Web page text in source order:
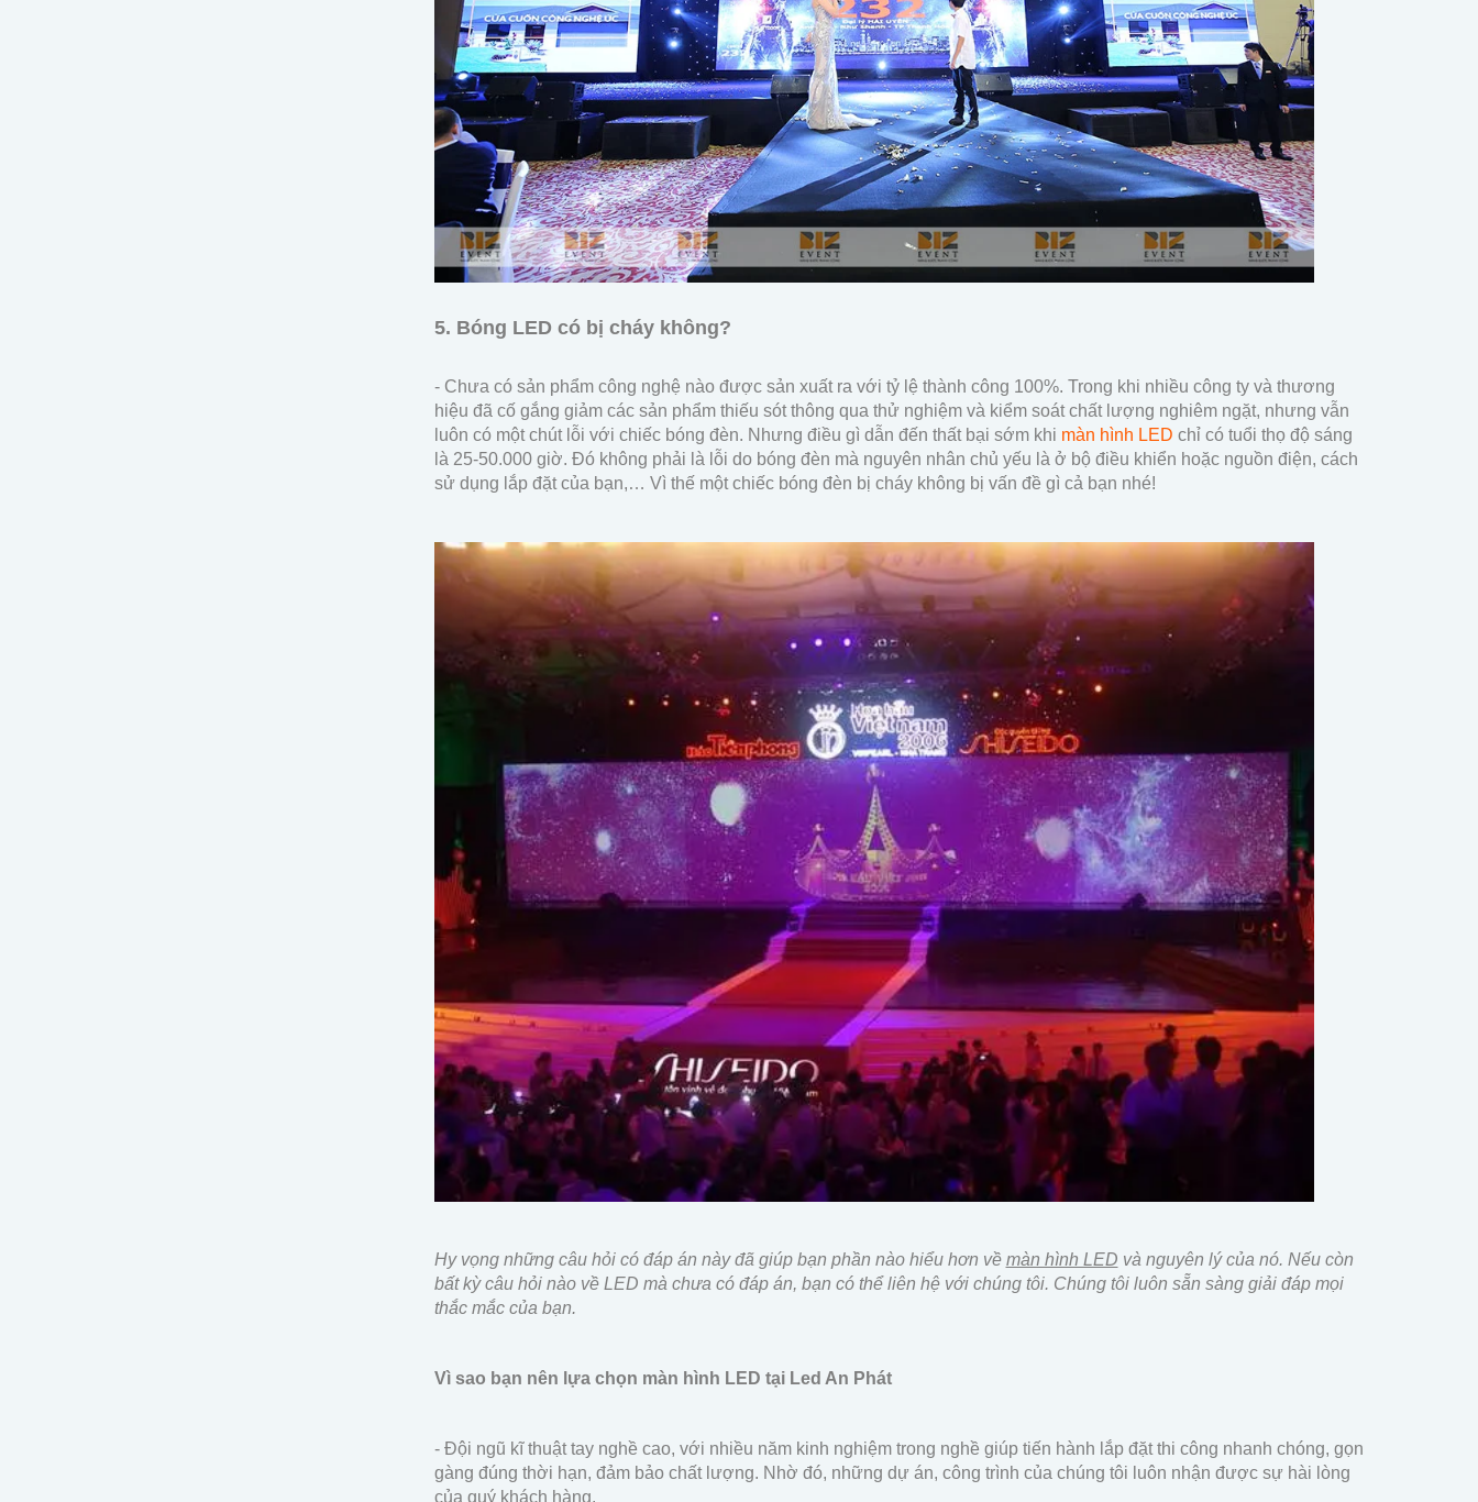
5. Bóng LED có bị cháy không?
- Chưa có sản phẩm công nghệ nào được sản xuất ra với tỷ lệ thành công 100%. Trong khi nhiều công ty và thương
hiệu đã cố gắng giảm các sản phẩm thiếu sót thông qua thử nghiệm và kiểm soát chất lượng nghiêm ngặt, nhưng vẫn
luôn có một chút lỗi với chiếc bóng đèn. Nhưng điều gì dẫn đến thất bại sớm khi màn hình LED chỉ có tuổi thọ độ sáng
là 25-50.000 giờ. Đó không phải là lỗi do bóng đèn mà nguyên nhân chủ yếu là ở bộ điều khiển hoặc nguồn điện, cách
sử dụng lắp đặt của bạn,… Vì thế một chiếc bóng đèn bị cháy không bị vấn đề gì cả bạn nhé!
Hy vọng những câu hỏi có đáp án này đã giúp bạn phần nào hiểu hơn về màn hình LED và nguyên lý của nó. Nếu còn
bất kỳ câu hỏi nào về LED mà chưa có đáp án, bạn có thể liên hệ với chúng tôi. Chúng tôi luôn sẵn sàng giải đáp mọi
thắc mắc của bạn.
Vì sao bạn nên lựa chọn màn hình LED tại Led An Phát
- Đội ngũ kĩ thuật tay nghề cao, với nhiều năm kinh nghiệm trong nghề giúp tiến hành lắp đặt thi công nhanh chóng, gọn
gàng đúng thời hạn, đảm bảo chất lượng. Nhờ đó, những dự án, công trình của chúng tôi luôn nhận được sự hài lòng
của quý khách hàng.